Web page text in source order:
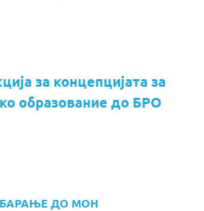
за концепцијата за
образование до БРО
БАРАЊЕ ДО МОН